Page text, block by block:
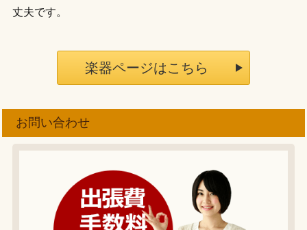
丈夫です。
楽器ページはこちら
お問い合わせ